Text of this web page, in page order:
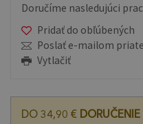
Doručíme nasledujúci
Pridať do obľúbených
Poslať e-mailom
Vytlačiť
DO 34,90 €